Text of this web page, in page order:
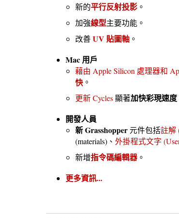
新的平行反射投影 。
加強線型主要功能。
改善UV 貼圖軸 。
Mac 用戶
藉由 Apple Silicon 處理器和
快 。
更新 Cycles顯著加快彩現速度
開發人員
新 Grasshopper 元件包括註解
(materials)、 外掛程式文字
新增指令碼編輯器 。
更多資訊...